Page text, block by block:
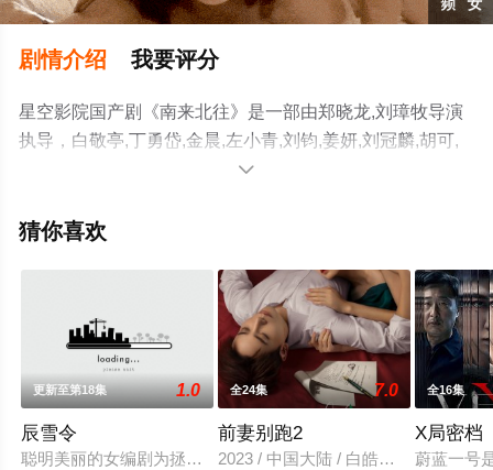
剧情介绍 我要评分
星空影院国产剧《南来北往》是一部由郑晓龙,刘璋牧导演
执导，白敬亭,丁勇岱,金晨,左小青,刘钧,姜妍,刘冠麟,胡可,
倪大红,李乃文,任正斌,张瑞涵,唐旭,杨昆,王劲松,房子斌,檀
国大陆电视剧，大结局剧情已揭晓（1-30全集），免费观
信息可移步至豆瓣电视剧、电视猫或剧情网等平台了解。

猜你喜欢
更新至第18集 1.0
辰雪令
聪明美丽的女编剧为拯救自己笔下的男主，竟穿越到剧本中。面
全24集 7.0
前妻别跑2
2023 / 中国大陆 / 白皓彦,冯艺然,任
全16集
X局密档
蔚蓝一号